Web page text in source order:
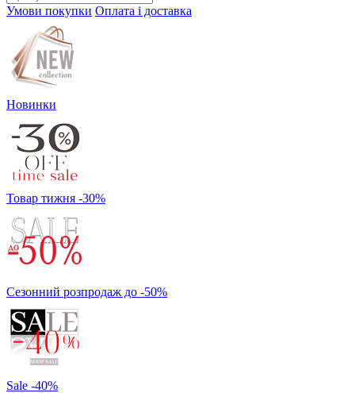
Умови покупки Оплата і доставка
Новинки
Товар тижня -30%
Сезонний розпродаж до -50%
Sale -40%